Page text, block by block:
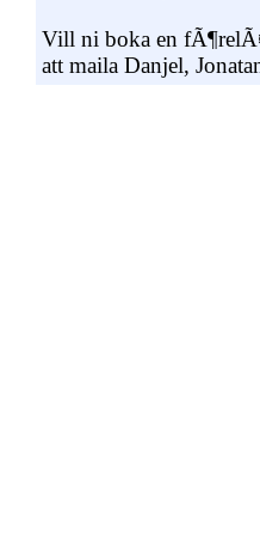
Vill ni boka en
att maila Danjel,